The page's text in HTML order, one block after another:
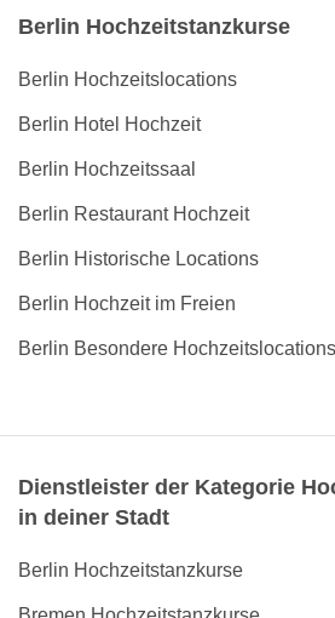
Berlin Hochzeitstanzkurse
Berlin Hochzeitslocations
Berlin Hotel Hochzeit
Berlin Hochzeitssaal
Berlin Restaurant Hochzeit
Berlin Historische Locations
Berlin Hochzeit im Freien
Berlin Besondere Hochzeitslocations
Dienstleister der Kategorie
in deiner Stadt
Berlin Hochzeitstanzkurse